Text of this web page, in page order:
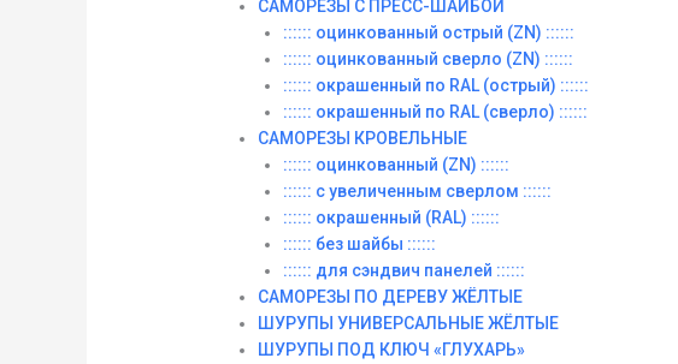
САМОРЕЗЫ С ПРЕСС-ШАЙБОЙ
:::::: оцинкованный острый (ZN) ::::::
:::::: оцинкованный сверло (ZN) ::::::
:::::: окрашенный по RAL (острый) ::::::
:::::: окрашенный по RAL (сверло) ::::::
САМОРЕЗЫ КРОВЕЛЬНЫЕ
:::::: оцинкованный (ZN) ::::::
:::::: с увеличенным сверлом ::::::
:::::: окрашенный (RAL) ::::::
:::::: без шайбы ::::::
:::::: для сэндвич панелей ::::::
САМОРЕЗЫ ПО ДЕРЕВУ ЖЁЛТЫЕ
ШУРУПЫ УНИВЕРСАЛЬНЫЕ ЖЁЛТЫЕ
ШУРУПЫ ПОД КЛЮЧ «ГЛУХАРЬ»